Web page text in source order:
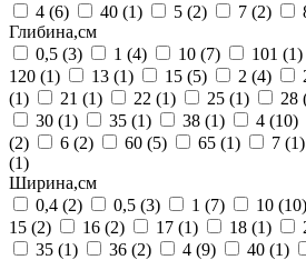
4 (6) 40 (1) 5 (2) 7 (2)
Глибина,см
0,5 (3) 1 (4) 10 (7) 101 (1)
120 (1) 13 (1) 15 (5) 2 (4)
(1)
21 (1) 22 (1) 25 (1) 28
30 (1) 35 (1) 38 (1) 4 (10)
(2)
6 (2) 60 (5) 65 (1) 7 (1)
(1)
Ширина,см
0,4 (2) 0,5 (3) 1 (7) 10 (10)
15 (2) 16 (2) 17 (1) 18 (1)
35 (1) 36 (2) 4 (9) 40 (1)